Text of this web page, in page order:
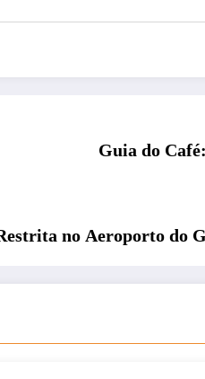
Guia do
no Aeroporto do